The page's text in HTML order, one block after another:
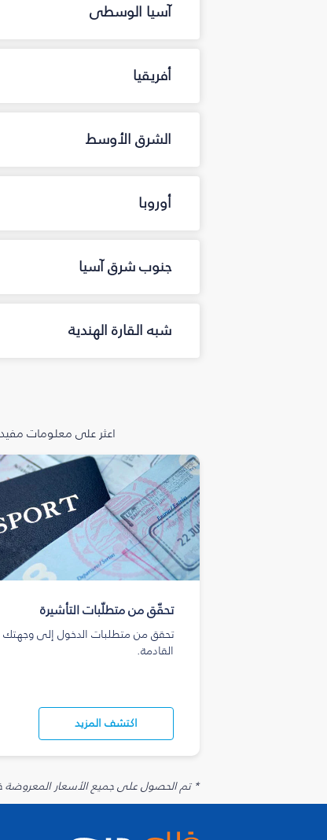
آسيا الوسطى
أفريقيا
الشرق الأوسط
أوروبا
جنوب شرق آسيا
شبه القارة الهندية
اعثر على معلومات
تحقّق من متطلّبات التأشيرة
تحقق من متطلبات الدخول إلى وجهتك
القادمة.
اكتشف المزيد
* تم الحصول على جميع الأسعار المعروضة خلال آخر 48 ساعة قد لا تكون متوفرة في وقت الحجز. قد يتم تطبيق رسوم إضافية